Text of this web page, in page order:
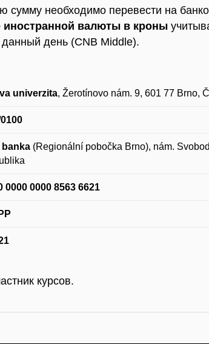
сумму необходимо перевести на
иностранной валюты в кроны
день (CNB Middle).
univerzita, Žerotínovo nám. 9, 601 77 Brno,
banka (Regionální pobočka Brno), nám.
0000 0000 8563 6621
курсов.